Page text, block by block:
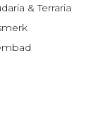
& Terraria